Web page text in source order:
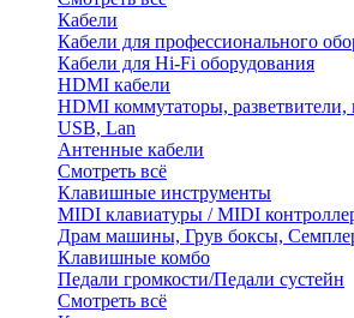
Кабели
Кабели для профессионального
Кабели для Hi-Fi оборудования
HDMI кабели
HDMI коммутаторы, разветвители,
USB, Lan
Антенные кабели
Смотреть всё
Клавишные инструменты
MIDI клавиатуры / MIDI
Драм машины, Грув боксы,
Клавишные комбо
Педали громкости/Педали сустейн
Смотреть всё